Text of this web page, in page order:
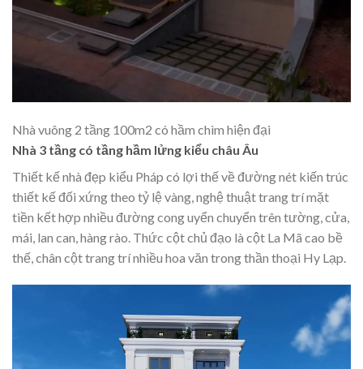
Nhà vuông 2 tầng 100m2 có hầm chìm hiện đại
Nhà 3 tầng có tầng hầm lửng kiểu châu Âu
Thiết kế nhà đẹp kiểu Pháp có lợi thế về đường nét kiến trúc
thiết kế đối xứng theo tỷ lệ vàng, nghệ thuật trang trí mặt
tiền kết hợp nhiều đường cong uyển chuyển trên tường, cửa,
mái, lan can, hàng rào. Thức cột chủ đạo là cột La Mã cao bề
thế, chân cột trang trí nhiều hoa văn trong thần thoại Hy Lạp.